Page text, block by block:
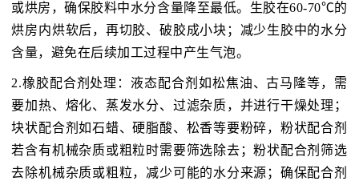
或烘房，确保胶料中水分含量降至最低。生胶在60-70℃的
烘房内烘软后，再切胶、破胶成小块；减少生胶中的水分
含量，避免在后续加工过程中产生气泡。
2.橡胶配合剂处理：液态配合剂如松焦油、古马隆等，需
要加热、熔化、蒸发水分、过滤杂质，并进行干燥处理；
块状配合剂如石蜡、硬脂酸、松香等要粉碎，粉状配合剂
若含有机械杂质或粗粒时需要筛选除去；粉状配合剂筛选
去除机械杂质或粗粒，减少可能的水分来源；确保配合剂